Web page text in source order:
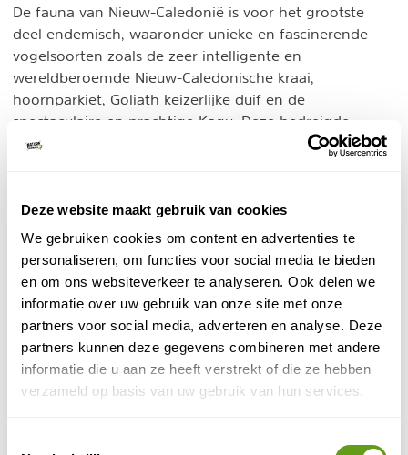
Deze website maakt gebruik van cookies
We gebruiken cookies om content en advertenties te
personaliseren, om functies voor social media te bieden
en om ons websiteverkeer te analyseren. Ook delen we
informatie over uw gebruik van onze site met onze
partners voor social media, adverteren en analyse. Deze
partners kunnen deze gegevens combineren met andere
informatie die u aan ze heeft verstrekt of die ze hebben
verzameld op basis van uw gebruik van hun services.
De fauna van Nieuw-Caledonië is voor het grootste
deel endemisch, waaronder unieke en fascinerende
vogelsoorten zoals de zeer intelligente en
wereldberoemde Nieuw-Caledonische kraai,
hoornparkiet, Goliath keizerlijke duif en de
spectaculaire en prachtige Kagu. Deze bedreigde
vogelsoort is alleen te vinden in Nieuw-Caledonië en
uitstekende reisbestemming.